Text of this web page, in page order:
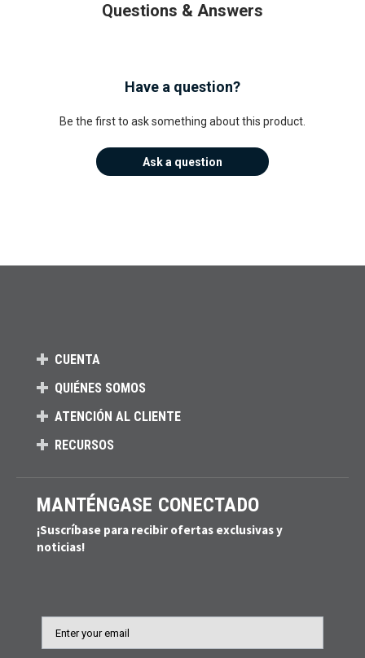
Questions & Answers
Have a question?
Be the first to ask something about this product.
Ask a question
CUENTA
QUIÉNES SOMOS
ATENCIÓN AL CLIENTE
RECURSOS
MANTÉNGASE CONECTADO
¡Suscríbase para recibir ofertas exclusivas y
noticias!